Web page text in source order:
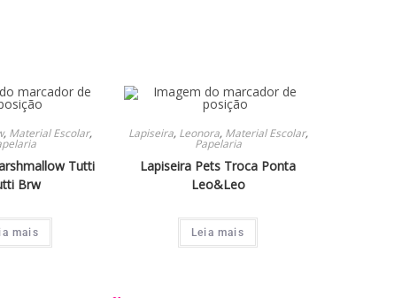
, Material Escolar,
Tutti
Brw
mais
Lapiseira, Leonora, Material Escolar,
Papelaria
Lapiseira Pets Troca Ponta
Leo&Leo
Leia mais